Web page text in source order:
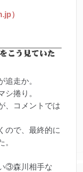
）
走か。
捲り。
、コメントでは
ので、最終的に
。
③森川相手な